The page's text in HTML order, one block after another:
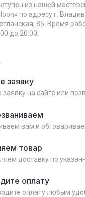
из нашей
по адресу г.
85. Время
до 20:00.
заявку
заявку на сайте или
вам и
товар
доставку по
оплату
оплату любым